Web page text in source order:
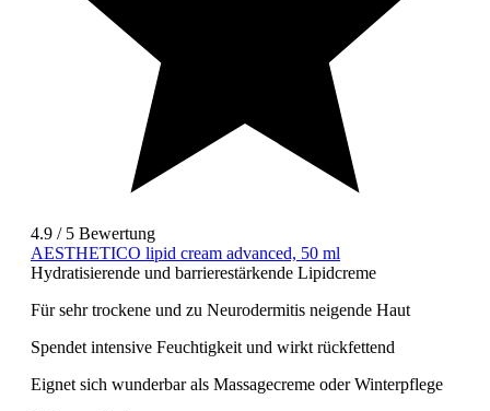
4.9 / 5 Bewertung
AESTHETICO lipid cream advanced, 50 ml
Hydratisierende und barrierestärkende Lipidcreme
Für sehr trockene und zu Neurodermitis neigende Haut
Spendet intensive Feuchtigkeit und wirkt rückfettend
Eignet sich wunderbar als Massagecreme oder Winterpflege